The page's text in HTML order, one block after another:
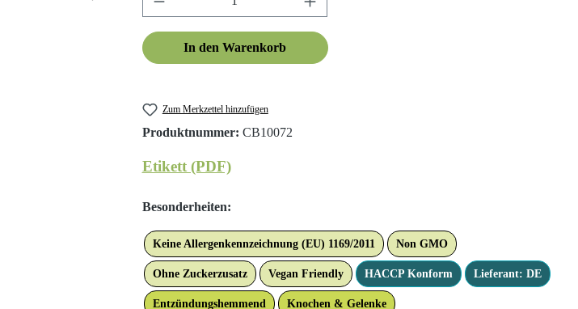
In den Warenkorb
Zum Merkzettel hinzufügen
Produktnummer: CB10072
Etikett (PDF)
Besonderheiten:
Keine Allergenkennzeichnung (EU) 1169/2011 Non GMO
Ohne Zuckerzusatz Vegan Friendly HACCP Konform Lieferant: DE
Entzündungshemmend Knochen & Gelenke